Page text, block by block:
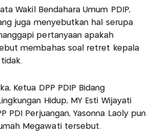
Wakil Bendahara Umum PDIP,
juga menyebutkan hal serupa
pertanyaan apakah
membahas soal retret kepala
Ketua DPP PDIP Bidang
Hidup, MY Esti Wijayati
PDI Perjuangan, Yasonna Laoly pun
Megawati tersebut.